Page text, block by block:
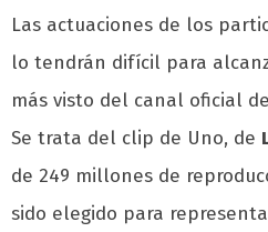
Las actuaciones de los
lo tendrán difícil para
más visto del canal oficial de
Se trata del clip de Uno, de
de 249 millones de
sido elegido para